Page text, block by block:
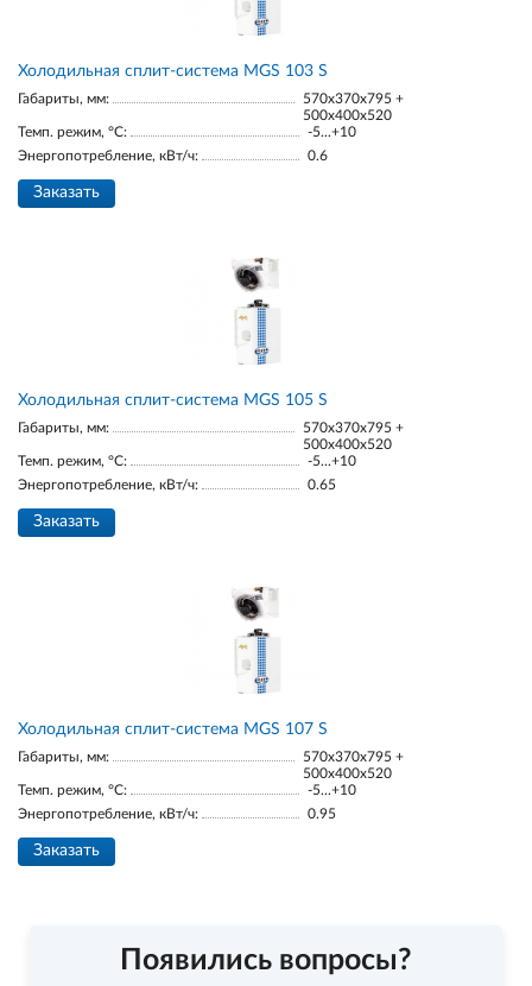
Холодильная сплит-система MGS 103 S
Габариты, мм:
570x370x795 +
500x400x520
Темп. режим, °С:
-5...+10
Энергопотребление, кВт/ч:
0.6
Заказать
Холодильная сплит-система MGS 105 S
Габариты, мм:
570x370x795 +
500x400x520
Темп. режим, °С:
-5...+10
Энергопотребление, кВт/ч:
0.65
Заказать
Холодильная сплит-система MGS 107 S
Габариты, мм:
570x370x795 +
500x400x520
Темп. режим, °С:
-5...+10
Энергопотребление, кВт/ч:
0.95
Заказать
Появились вопросы?